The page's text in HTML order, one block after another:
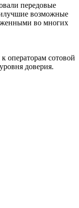
передовые
возможные
во многих
операторам сотовой
доверия.